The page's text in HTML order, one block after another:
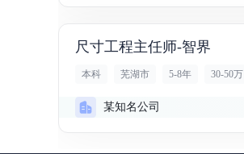
尺寸工程主任师-智界
本科 芜湖市 5-8年 30-50万
某知名公司